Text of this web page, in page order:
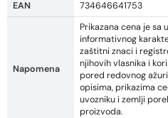
EAN 734646641753
Napomena
Prikazana cena je sa
informativnog
zaštitni znaci i
njihovih vlasnika i
pored redovnog
opisima, prikazima
uvozniku i zemlji
proizvoda.